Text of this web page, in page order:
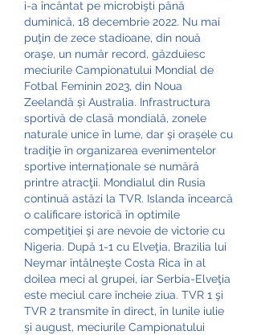
i-a încântat pe microbişti până
duminică, 18 decembrie 2022. Nu mai
puţin de zece stadioane, din nouă
oraşe, un număr record, găzduiesc
meciurile Campionatului Mondial de
Fotbal Feminin 2023, din Noua
Zeelandă și Australia. Infrastructura
sportivă de clasă mondială, zonele
naturale unice în lume, dar şi orașele cu
tradiţie în organizarea evenimentelor
sportive internaționale se numără
printre atracţii. Mondialul din Rusia
continuă astăzi la TVR. Islanda încearcă
o calificare istorică în optimile
competiţiei şi are nevoie de victorie cu
Nigeria. După 1-1 cu Elveţia, Brazilia lui
Neymar întâlneşte Costa Rica în al
doilea meci al grupei, iar Serbia-Elveţia
este meciul care încheie ziua. TVR 1 şi
TVR 2 transmite în direct, în lunile iulie
şi august, meciurile Campionatului